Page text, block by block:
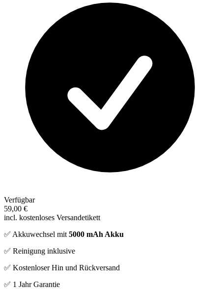
Verfügbar
59,00 €
incl. kostenloses Versandetikett
✅ Akkuwechsel mit 5000 mAh Akku
✅ Reinigung inklusive
✅ Kostenloser Hin und Rückversand
✅ 1 Jahr Garantie